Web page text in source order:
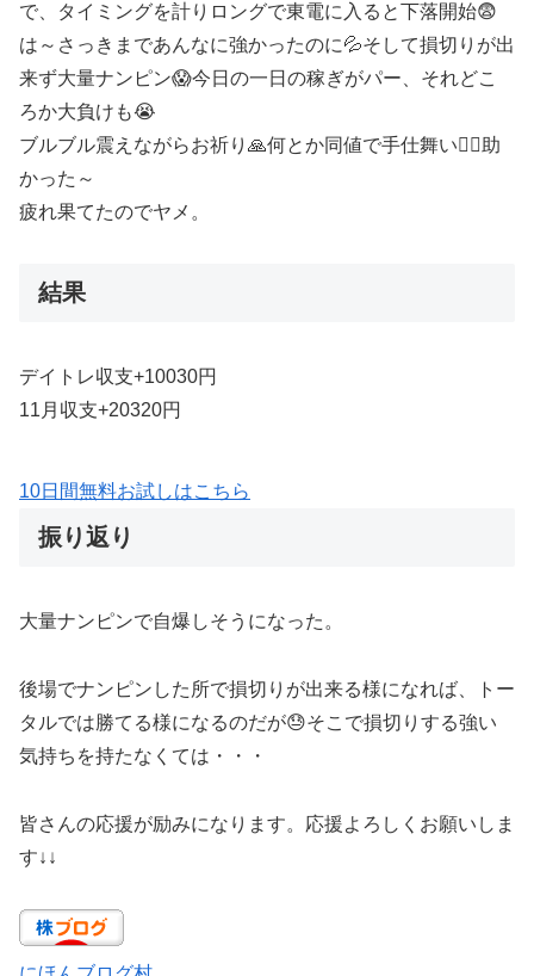
で、タイミングを計りロングで東電に入ると下落開始😨
は～さっきまであんなに強かったのに💦そして損切りが出
来ず大量ナンピン😱今日の一日の稼ぎがパー、それどこ
ろか大負けも😭
ブルブル震えながらお祈り🙏何とか同値で手仕舞い😮‍💨助
かった～
疲れ果てたのでヤメ。
結果
デイトレ収支+10030円
11月収支+20320円
10日間無料お試しはこちら
振り返り
大量ナンピンで自爆しそうになった。
後場でナンピンした所で損切りが出来る様になれば、トー
タルでは勝てる様になるのだが😓そこで損切りする強い
気持ちを持たなくては・・・
皆さんの応援が励みになります。応援よろしくお願いしま
す↓↓